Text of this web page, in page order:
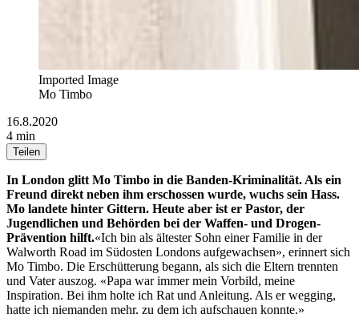
Imported Image
Mo Timbo
16.8.2020
4 min
Teilen
In London glitt Mo Timbo in die Banden-Kriminalität. Als ein
Freund direkt neben ihm erschossen wurde, wuchs sein Hass.
Mo landete hinter Gittern. Heute aber ist er Pastor, der
Jugendlichen und Behörden bei der Waffen- und Drogen-
Prävention hilft.«Ich bin als ältester Sohn einer Familie in der
Walworth Road im Südosten Londons aufgewachsen», erinnert sich
Mo Timbo. Die Erschütterung begann, als sich die Eltern trennten
und Vater auszog. «Papa war immer mein Vorbild, meine
Inspiration. Bei ihm holte ich Rat und Anleitung. Als er wegging,
hatte ich niemanden mehr, zu dem ich aufschauen konnte.»